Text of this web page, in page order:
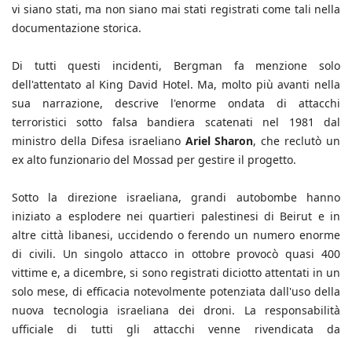
vi siano stati, ma non siano mai stati registrati come tali nella
documentazione storica.
Di tutti questi incidenti, Bergman fa menzione solo
dell'attentato al King David Hotel. Ma, molto più avanti nella
sua narrazione, descrive l'enorme ondata di attacchi
terroristici sotto falsa bandiera scatenati nel 1981 dal
ministro della Difesa israeliano Ariel Sharon, che reclutò un
ex alto funzionario del Mossad per gestire il progetto.
Sotto la direzione israeliana, grandi autobombe hanno
iniziato a esplodere nei quartieri palestinesi di Beirut e in
altre città libanesi, uccidendo o ferendo un numero enorme
di civili. Un singolo attacco in ottobre provocò quasi 400
vittime e, a dicembre, si sono registrati diciotto attentati in un
solo mese, di efficacia notevolmente potenziata dall'uso della
nuova tecnologia israeliana dei droni. La responsabilità
ufficiale di tutti gli attacchi venne rivendicata da